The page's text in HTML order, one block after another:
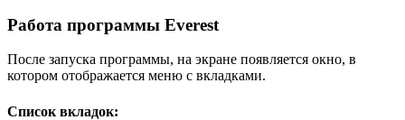
Работа программы Everest
После запуска программы, на экране появляется окно, в
котором отображается меню с вкладками.
Список вкладок: